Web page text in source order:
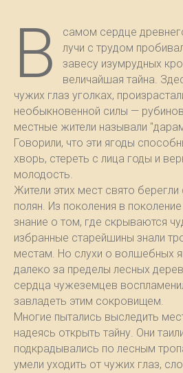
В
самом сердце
лучи с трудом
завесу изумрудных
величайшая тайна.
чужих глаз уголках,
необыкновенной силы —
местные жители называли
Говорили, что эти ягоды
хворь, стереть с лица годы и
молодость.
Жители этих мест свято
полян. Из поколения в
знание о том, где скрываются
избранные старейшины знали
местам. Но слухи о волшебных
далеко за пределы лесных
сердца чужеземцев
завладеть этим сокровищем.
Многие пытались выследить
надеясь открыть тайну. Они
подкрадывались по лесным
умели уходить от чужих глаз,